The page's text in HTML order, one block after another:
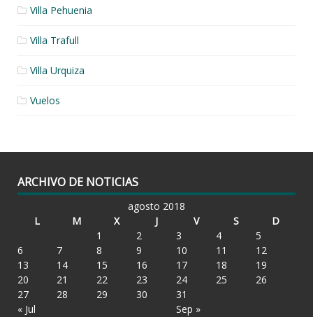
Villa Pehuenia
Villa Trafull
Villa Urquiza
Vuelos
ARCHIVO DE NOTICIAS
agosto 2018
L
M X J V S D
« Jul Sep »
1 2 3 4
5
6
7 8 9 10 11
12
13
14 15 16 17 18
19
20
21 22 23 24 25
26
27
28 29 30 31